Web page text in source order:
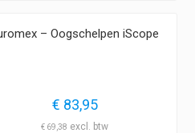
– Oogschelpen iScope
€ 83,95
€ 69,38